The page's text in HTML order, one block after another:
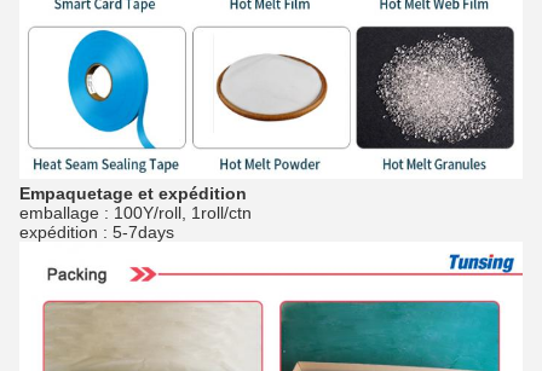
Empaquetage et expédition
emballage : 100Y/roll, 1roll/ctn
expédition : 5-7days